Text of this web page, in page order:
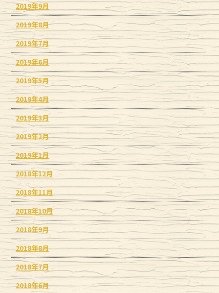
2019年9月
2019年8月
2019年7月
2019年6月
2019年5月
2019年4月
2019年3月
2019年2月
2019年1月
2018年12月
2018年11月
2018年10月
2018年9月
2018年8月
2018年7月
2018年6月